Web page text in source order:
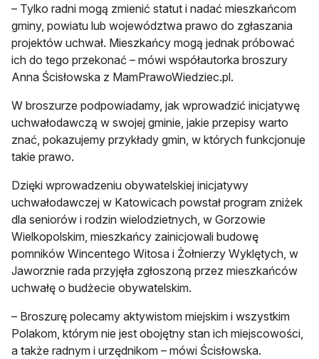
– Tylko radni mogą zmienić statut i nadać mieszkańcom
gminy, powiatu lub województwa prawo do zgłaszania
projektów uchwał. Mieszkańcy mogą jednak próbować
ich do tego przekonać – mówi współautorka broszury
Anna Ścisłowska z MamPrawoWiedziec.pl.
W broszurze podpowiadamy, jak wprowadzić inicjatywę
uchwałodawczą w swojej gminie, jakie przepisy warto
znać, pokazujemy przykłady gmin, w których funkcjonuje
takie prawo.
Dzięki wprowadzeniu obywatelskiej inicjatywy
uchwałodawczej w Katowicach powstał program zniżek
dla seniorów i rodzin wielodzietnych, w Gorzowie
Wielkopolskim, mieszkańcy zainicjowali budowę
pomników Wincentego Witosa i Żołnierzy Wyklętych, w
Jaworznie rada przyjęła zgłoszoną przez mieszkańców
uchwałę o budżecie obywatelskim.
– Broszurę polecamy aktywistom miejskim i wszystkim
Polakom, którym nie jest obojętny stan ich miejscowości,
a także radnym i urzędnikom – mówi Ścisłowska.